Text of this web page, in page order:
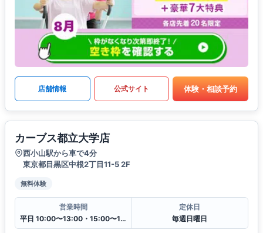
店舗情報 公式サイト 体験・相談予約
カーブス都立大学店
西小山駅から車で4分
東京都目黒区中根2丁目11-5 2F
無料体験
営業時間
平日 10:00〜13:00・15:00〜19:00
定休日
毎週日曜日